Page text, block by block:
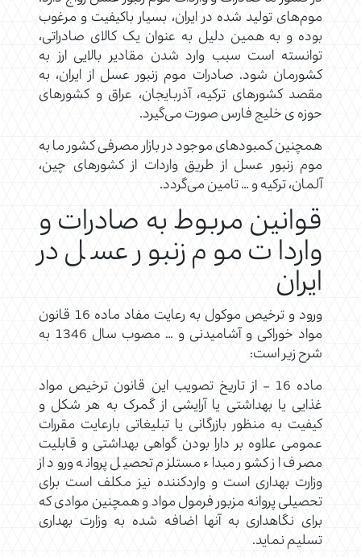
موم‌های تولید شده در ایران، بسیار باکیفیت و مرغوب
بوده و به همین دلیل به عنوان یک کالای صادراتی،
توانسته است سبب وارد شدن مقادیر بالایی ارز به
کشورمان شود. صادرات موم زنبور عسل از ایران، به
مقصد کشورهای ترکیه، آذربایجان، عراق و کشورهای
حوزه ی خلیج فارس صورت می‌گیرد.
همچنین کمبودهای موجود در بازار مصرفی کشور ما به
موم زنبور عسل از طریق واردات از کشورهای چین،
آلمان، ترکیه و … تامین می‌گردد.
قوانین مربوط به صادرات و
واردات موم زنبور عسل در
ایران
ورود و ترخیص موکول به رعایت مفاد ماده 16 قانون
مواد خوراکی و آشامیدنی و … مصوب سال 1346 به
شرح زیر است:
‌ماده 16 – از تاریخ تصویب این قانون ترخیص مواد
غذایی یا بهداشتی یا آرایشی از گمرک به هر شکل و
کیفیت به منظور بازرگانی یا تبلیغاتی با‌رعایت مقررات
عمومی علاوه بر دارا بودن گواهی بهداشتی و قابلیت
مصرف از کشور مبداء مستلزم تحصیل پروانه ورود از
وزارت بهداری است و ‌واردکننده نیز مکلف است برای
تحصیلی پروانه مزبور فرمول مواد و همچنین موادی که
برای نگاهداری به آنها اضافه شده به وزارت بهداری
تسلیم ‌نماید.